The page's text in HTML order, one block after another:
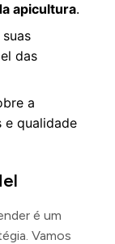
apicultura.
das
a
e qualidade
é um
Vamos